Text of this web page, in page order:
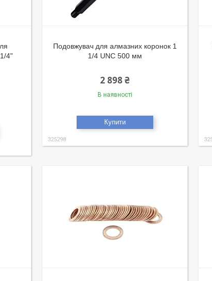
4"
Подовжувач для алмазних коронок 1
1/4 UNC 500 мм
2 898 ₴
В наявності
Купити
325298